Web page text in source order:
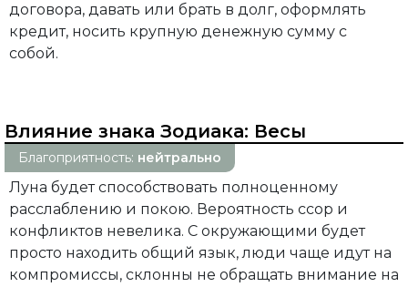
договора, давать или брать в долг, оформлять
кредит, носить крупную денежную сумму с
собой.
Влияние знака Зодиака: Весы
Благоприятность: нейтрально
Луна будет способствовать полноценному
расслаблению и покою. Вероятность ссор и
конфликтов невелика. С окружающими будет
просто находить общий язык, люди чаще идут на
компромиссы, склонны не обращать внимание на